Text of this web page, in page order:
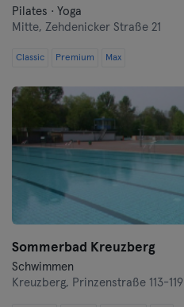
Pilates · Yoga
Mitte, Zehdenicker Straße 21
Classic Premium Max
Sommerbad Kreuzberg
Schwimmen
Kreuzberg, Prinzenstraße 113-119
Heidenheim
Hof
Homburg
Ingolstadt
Karlsruhe
Kiel